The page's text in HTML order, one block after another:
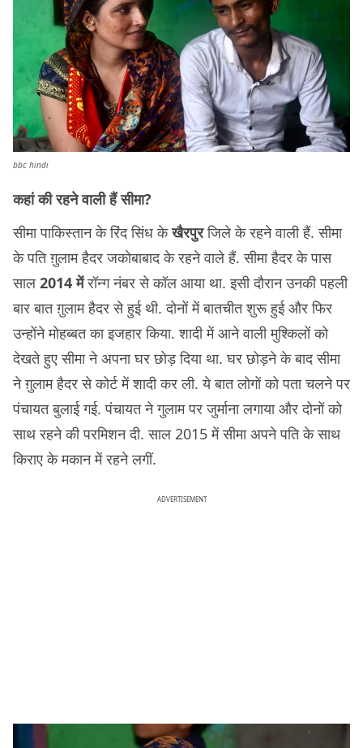
bbc hindi
कहां की रहने वाली हैं सीमा?
सीमा पाकिस्तान के रिंद सिंध केखैरपुरजिले के रहने वाली हैं. सीमा
के पति ग़ुलाम हैदर जकोबाबाद के रहने वाले हैं. सीमा हैदर के पास
साल 2014 मेंरॉन्ग नंबर से कॉल आया था. इसी दौरान उनकी पहली
बार बात ग़ुलाम हैदर से हुई थी. दोनों में बातचीत शुरू हुई और फिर
उन्होंने मोहब्बत का इजहार किया. शादी में आने वाली मुश्किलों को
देखते हुए सीमा ने अपना घर छोड़ दिया था. घर छोड़ने के बाद सीमा
ने ग़ुलाम हैदर से कोर्ट में शादी कर ली. ये बात लोगों को पता चलने पर
पंचायत बुलाई गई. पंचायत ने गुलाम पर जुर्माना लगाया और दोनों को
साथ रहने की परमिशन दी. साल 2015 में सीमा अपने पति के साथ
किराए के मकान में रहने लगीं.
ADVERTISEMENT